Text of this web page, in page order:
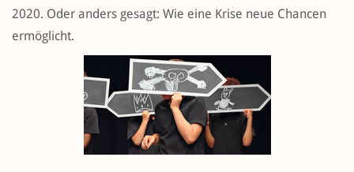
2020. Oder anders gesagt: Wie eine Krise neue Chancen
ermöglicht.